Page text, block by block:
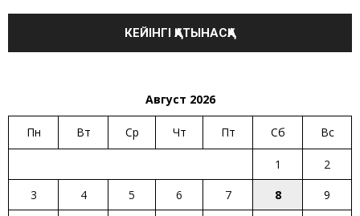
Август 2026
Пн Вт Ср Чт Пт Сб Вс
1
2
3
4 5 6 7 8
9